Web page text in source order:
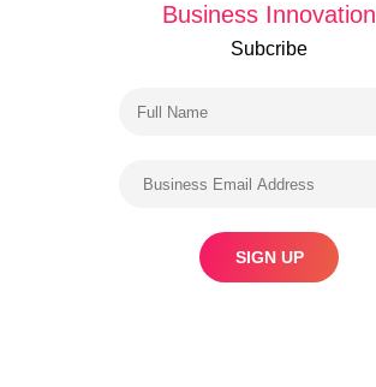
Business Innovation
Subcribe